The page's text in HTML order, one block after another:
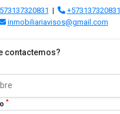
|
+573137320831
inmobiliariavisos@gmail.com
contactemos?
*